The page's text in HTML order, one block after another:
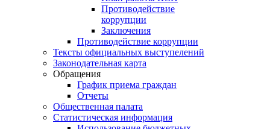
Противодействие
коррупции
Заключения
Противодействие коррупции
Тексты официальных выступелений
Законодательная карта
Обращения
График приема граждан
Отчеты
Общественная палата
Статистическая информация